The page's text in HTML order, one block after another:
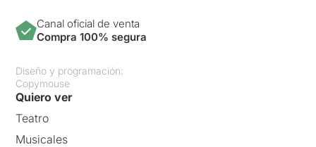
Canal oficial de venta
Compra 100% segura
Diseño y programación:
Copymouse
Quiero ver
Teatro
Musicales